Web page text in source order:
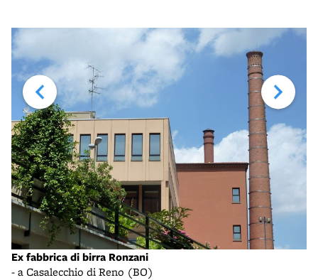
Ex fabbrica di birra Ronzani
- a Casalecchio di Reno (BO)